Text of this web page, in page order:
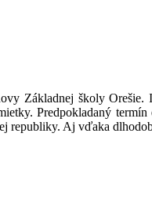
Základnej školy
Predpokladaný
republiky. Aj vďaka